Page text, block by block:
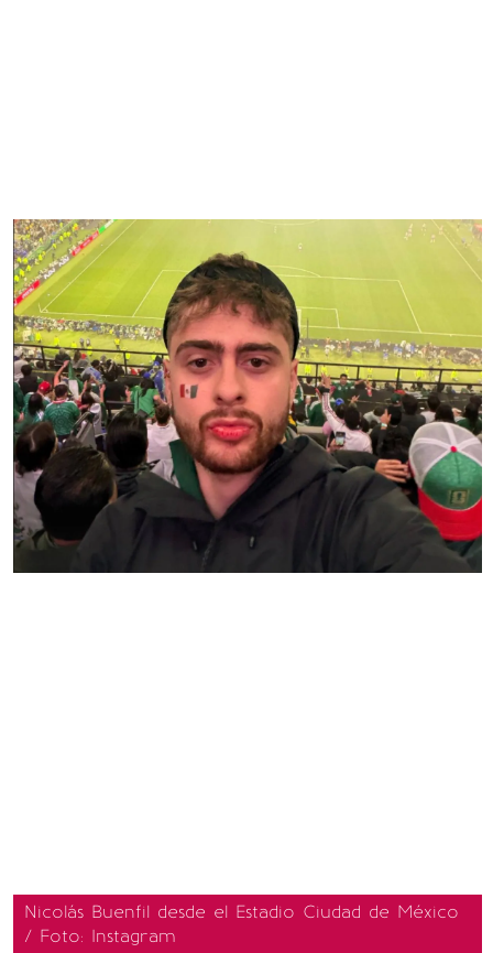
Nicolás Buenfil desde el Estadio Ciudad de México
/ Foto: Instagram